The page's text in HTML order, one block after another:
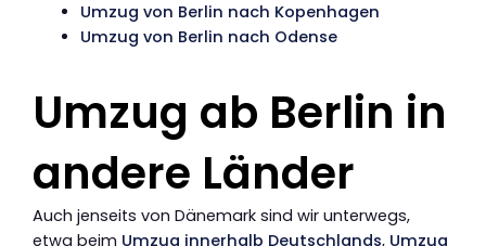
Umzug von Berlin nach Kopenhagen
Umzug von Berlin nach Odense
Umzug ab Berlin in
andere Länder
Auch jenseits von Dänemark sind wir unterwegs,
etwa beim Umzug innerhalb Deutschlands, Umzug